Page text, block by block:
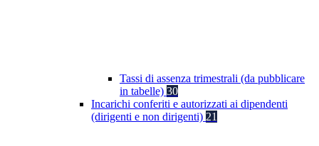
Tassi di assenza trimestrali (da pubblicare
in tabelle) 30
Incarichi conferiti e autorizzati ai dipendenti
(dirigenti e non dirigenti) 21